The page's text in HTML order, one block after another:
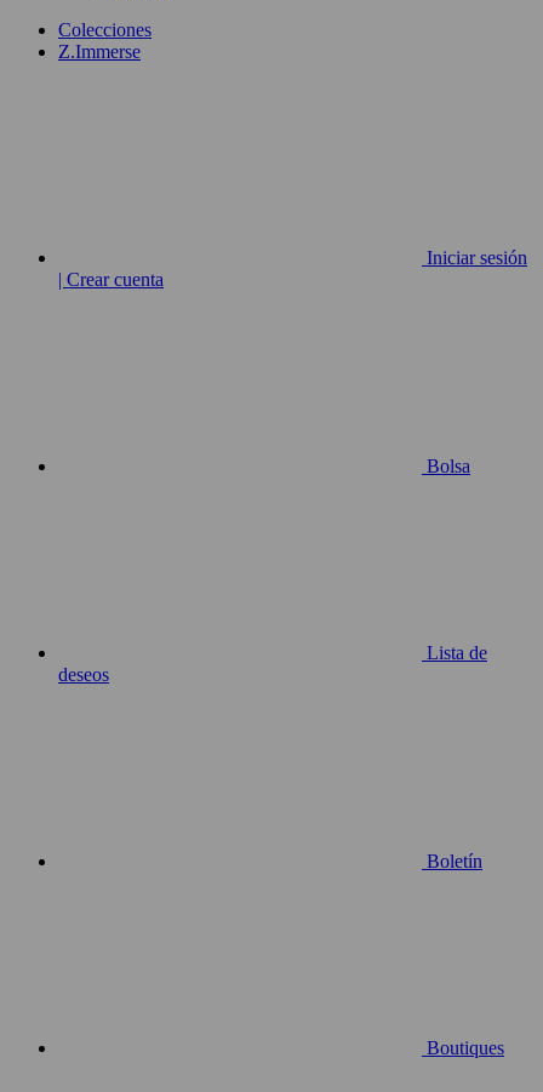
Colecciones
Z.Immerse
Iniciar sesión
| Crear cuenta
Bolsa
Lista de
deseos
Boletín
Boutiques